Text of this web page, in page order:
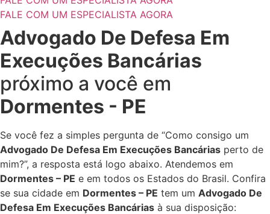
FALE COM UM ESPECIALISTA AGORA
Advogado De Defesa Em
Execuções Bancárias
próximo a você em
Dormentes - PE
Se você fez a simples pergunta de “Como consigo um
Advogado De Defesa Em Execuções Bancárias perto de
mim?”, a resposta está logo abaixo. Atendemos em
Dormentes – PE e em todos os Estados do Brasil. Confira
se sua cidade em Dormentes – PE tem um Advogado De
Defesa Em Execuções Bancárias à sua disposição: